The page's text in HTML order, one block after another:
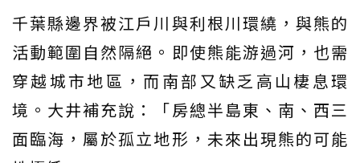
千葉縣邊界被江戶川與利根川環繞，與熊的
活動範圍自然隔絕。即使熊能游過河，也需
穿越城市地區，而南部又缺乏高山棲息環
境。大井補充說：「房總半島東、南、西三
面臨海，屬於孤立地形，未來出現熊的可能